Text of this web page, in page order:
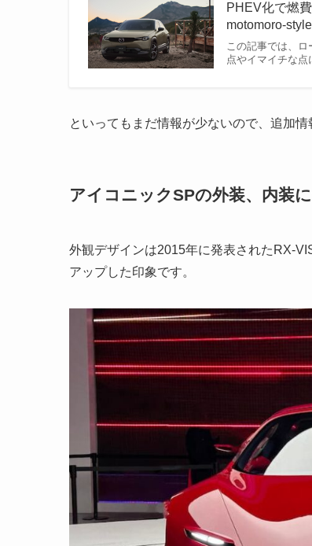
PHEV化で燃
motomoro-
この記事では、
点やイマイチな点
といってもまだ情報が少ないので、追加情
アイコニックSPの外装、内装
外観デザインは2015年に発表されたRX-
アップした印象です。